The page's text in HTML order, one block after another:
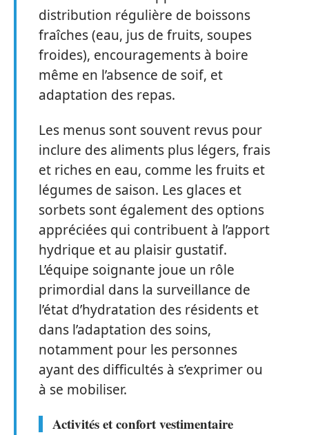
distribution régulière de boissons
fraîches (eau, jus de fruits, soupes
froides), encouragements à boire
même en l’absence de soif, et
adaptation des repas.
Les menus sont souvent revus pour
inclure des aliments plus légers, frais
et riches en eau, comme les fruits et
légumes de saison. Les glaces et
sorbets sont également des options
appréciées qui contribuent à l’apport
hydrique et au plaisir gustatif.
L’équipe soignante joue un rôle
primordial dans la surveillance de
l’état d’hydratation des résidents et
dans l’adaptation des soins,
notamment pour les personnes
ayant des difficultés à s’exprimer ou
à se mobiliser.
Activités et confort vestimentaire